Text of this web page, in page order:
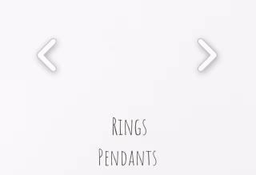
Rings
Pendants